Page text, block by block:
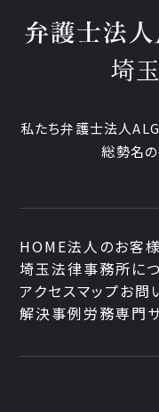
埼
私たち弁護士法人
総勢名
HOME法人のお客様
埼玉法律事務所に
アクセスマップお問
解決事例労務専門